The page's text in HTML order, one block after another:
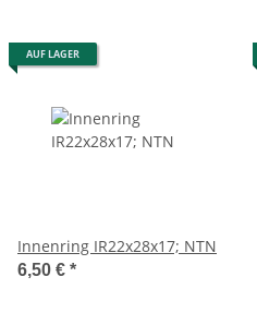
AUF LAGER
Innenring IR22x28x17; NTN
6,50 € *